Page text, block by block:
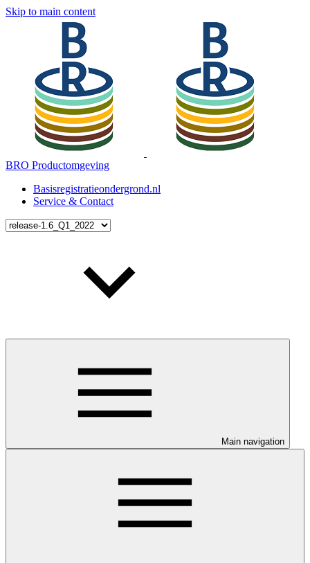
Skip to main content
BRO Productomgeving
Basisregistratieondergrond.nl
Service & Contact
Main navigation